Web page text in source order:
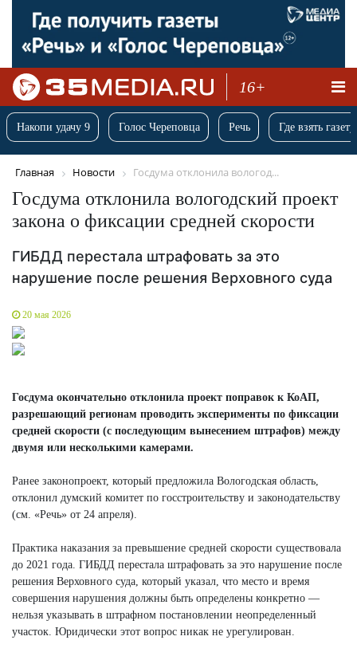
16+
Накопи удачу 9 Голос Череповца Речь Где взять
Главная Новости Госдума отклонила вологод...
Госдума отклонила вологодский проект
закона о фиксации средней скорости
ГИБДД перестала штрафовать за это
нарушение после решения Верховного суда
20 мая 2026
Госдума окончательно отклонила проект поправок к КоАП,
разрешающий регионам проводить эксперименты по фиксации
средней скорости (с последующим вынесением штрафов) между
двумя или несколькими камерами.
Ранее законопроект, который предложила Вологодская область,
отклонил думский комитет по госстроительству и законодательству
(см. «Речь» от 24 апреля).
Практика наказания за превышение средней скорости существовала
до 2021 года. ГИБДД перестала штрафовать за это нарушение после
решения Верховного суда, который указал, что место и время
совершения нарушения должны быть определены конкретно —
нельзя указывать в штрафном постановлении неопределенный
участок. Юридически этот вопрос никак не урегулирован.